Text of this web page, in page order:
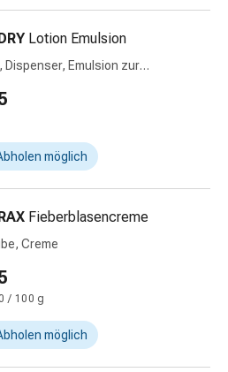
Lotion Emulsion
Dispenser, Emulsion zur
möglich
Fieberblasencreme
Creme
/ 100 g
möglich